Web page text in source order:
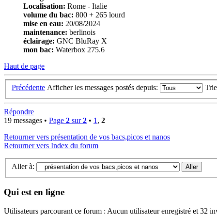
Localisation: Rome - Italie
volume du bac: 800 + 265 lourd
mise en eau: 20/08/2024
maintenance: berlinois
éclairage: GNC BluRay X
mon bac: Waterbox 275.6
Haut de page
Précédente Afficher les messages postés depuis:
Répondre
19 messages • Page 2 sur2 • 1, 2
Retourner vers présentation de vos bacs,picos et nanos
Retourner vers Index du forum
Aller à:
Qui est en ligne
Utilisateurs parcourant ce forum : Aucun utilisateur enregistré et 32